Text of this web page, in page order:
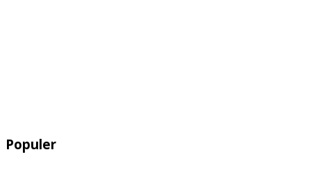
Populer